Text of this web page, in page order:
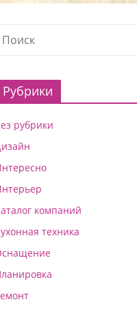
Рубрики
рубрики
компаний
техника